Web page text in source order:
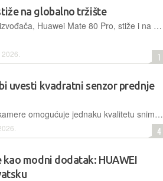
na globalno tržište
Novi flagship kineskog proizvođača, Huawei Mate 80 Pro, stiže i na globalno tržište nakon predstavljanja koje će se održati u Madridu 26. veljače
1
uvesti kvadratni senzor prednje
Kvadratni senzor prednje kamere omogućuje jednaku kvalitetu snimanja u portretnom i pejzažnom načinu rada, bez potrebe za fizičkim okretanjem mobitela, čime se dobiva veća fleksibilnost kadra
4
kao modni dodatak: HUAWEI